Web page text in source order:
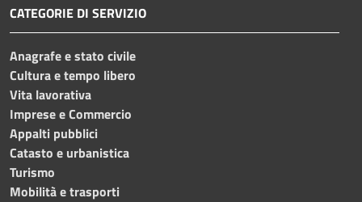
CATEGORIE DI SERVIZIO
Anagrafe e stato civile
Cultura e tempo libero
Vita lavorativa
Imprese e Commercio
Appalti pubblici
Catasto e urbanistica
Turismo
Mobilità e trasporti